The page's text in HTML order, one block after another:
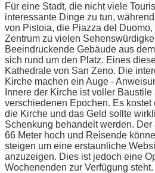
Für eine Stadt, die nicht viele
interessante Dinge zu tun,
von Pistoia, die Piazza del
Zentrum zu vielen
Beeindruckende Gebäude aus
sich rund um den Platz. Eines
Kathedrale von San Zeno. Die
Kirche machen ein Auge -
Innere der Kirche ist voller
verschiedenen Epochen. Es
die Kirche und das Geld sollte
Schenkung behandelt werden.
66 Meter hoch und Reisende
steigen um eine erstaunliche
anzuzeigen. Dies ist jedoch eine
Wochenenden zur Verfügung steht.